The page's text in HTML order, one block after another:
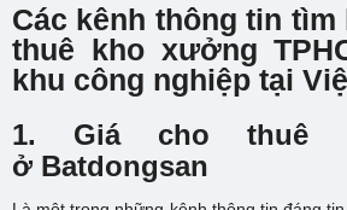
Các kênh thông tin tìm
thuê kho xưởng
khu công nghiệp tại
1. Giá cho thuê
ở Batdongsan